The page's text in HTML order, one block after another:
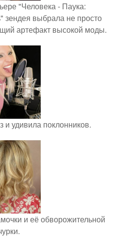
"Человека - Паука:
выбрала не просто
артефакт высокой моды.
и удивила поклонников.
и её обворожительной